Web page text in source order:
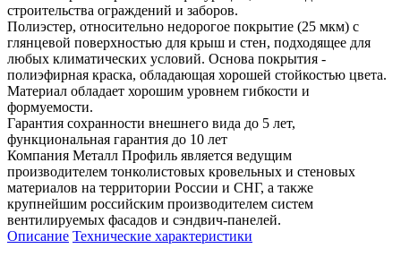
строительства ограждений и заборов.
Полиэстер, относительно недорогое покрытие (25 мкм) с
глянцевой поверхностью для крыш и стен, подходящее для
любых климатических условий. Основа покрытия -
полиэфирная краска, обладающая хорошей стойкостью цвета.
Материал обладает хорошим уровнем гибкости и
формуемости.
Гарантия сохранности внешнего вида до 5 лет,
функциональная гарантия до 10 лет
Компания Металл Профиль является ведущим
производителем тонколистовых кровельных и стеновых
материалов на территории России и СНГ, а также
крупнейшим российским производителем систем
вентилируемых фасадов и сэндвич-панелей.
Описание Технические характеристики